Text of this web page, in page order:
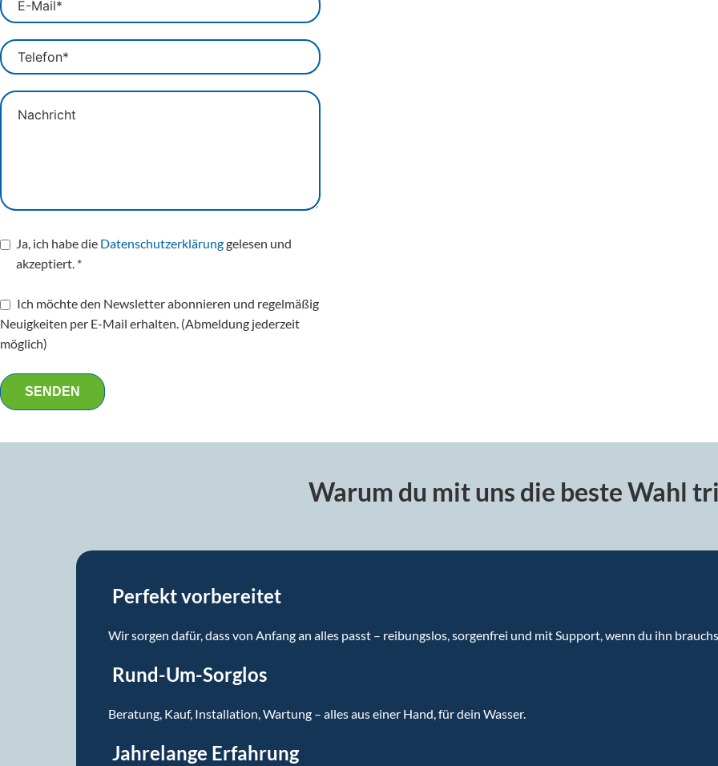
Ja, ich habe die Datenschutzerklärunggelesen und
akzeptiert. *
Ich möchte den Newsletter abonnieren und regelmäßig
Neuigkeiten per E-Mail erhalten. (Abmeldung jederzeit
möglich)
SENDEN
Warum du mit uns die beste Wahl
Perfekt vorbereitet
Wir sorgen dafür, dass von Anfang an alles passt – reibungslos, sorgenfrei und mit Support, wenn du ihn
Rund-Um-Sorglos
Beratung, Kauf, Installation, Wartung – alles aus einer Hand, für dein Wasser.
Jahrelange Erfahrung